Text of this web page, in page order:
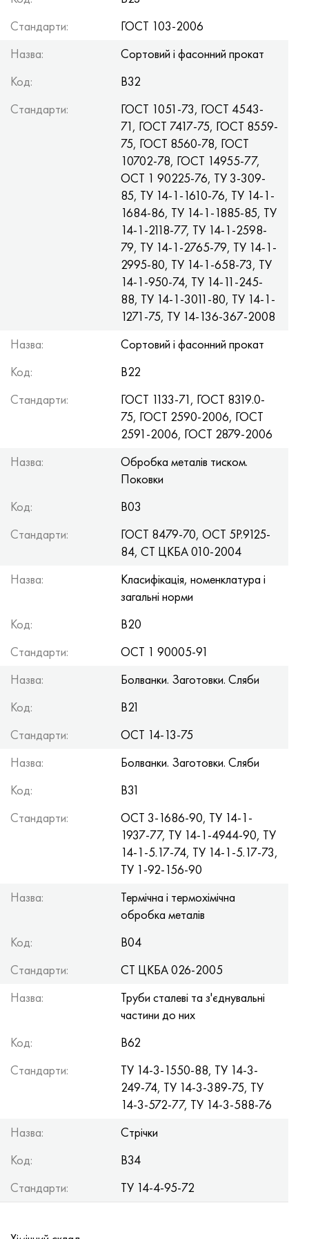
Стандарти:
ГОСТ 103-2006
Назва:
Сортовий і фасонний прокат
Код:
В32
Стандарти:
ГОСТ 1051-73, ГОСТ 4543-
71, ГОСТ 7417-75, ГОСТ 8559-
75, ГОСТ 8560-78, ГОСТ
10702-78, ГОСТ 14955-77,
ОСТ 1 90225-76, TУ 3-309-
85, TУ 14-1-1610-76, TУ 14-1-
1684-86, TУ 14-1-1885-85, TУ
14-1-2118-77, TУ 14-1-2598-
79, TУ 14-1-2765-79, TУ 14-1-
2995-80, TУ 14-1-658-73, TУ
14-1-950-74, TУ 14-11-245-
88, TУ 14-1-3011-80, TУ 14-1-
1271-75, TУ 14-136-367-2008
Назва:
Сортовий і фасонний прокат
Код:
В22
Стандарти:
ГОСТ 1133-71, ГОСТ 8319.0-
75, ГОСТ 2590-2006, ГОСТ
2591-2006, ГОСТ 2879-2006
Назва:
Обробка металів тиском.
Поковки
Код:
В03
Стандарти:
ГОСТ 8479-70, ОСТ 5Р.9125-
84, СТ ЦКБА 010-2004
Назва:
Класифікація, номенклатура і
загальні норми
Код:
В20
Стандарти:
ОСТ 1 90005-91
Назва:
Болванки. Заготовки. Сляби
Код:
В21
Стандарти:
ОСТ 14-13-75
Назва:
Болванки. Заготовки. Сляби
Код:
В31
Стандарти:
ОСТ 3-1686-90, TУ 14-1-
1937-77, TУ 14-1-4944-90, TУ
14-1-5.17-74, TУ 14-1-5.17-73,
TУ 1-92-156-90
Назва:
Термічна і термохімічна
обробка металів
Код:
В04
Стандарти:
СТ ЦКБА 026-2005
Назва:
Труби сталеві та з'єднувальні
частини до них
Код:
В62
Стандарти:
TУ 14-3-1550-88, TУ 14-3-
249-74, TУ 14-3-389-75, TУ
14-3-572-77, TУ 14-3-588-76
Назва:
Стрічки
Код:
В34
Стандарти:
TУ 14-4-95-72
MP159
Никрофер 5923 hMo
Никрофер 6030
Нимоник 263
Haynes 230
Хастеллой C-276
Хастеллой C2000
Хастеллой x
Удимет 500
Удимет 720
Стрічка, коло, дріт 56ДГНХ
труба 79НМ
Стрічка, коло, дріт 80НМ
Види прецизійних сплавів
Лист, круг, дріт ХН73МБТЮ
Труба ХН75МБТЮ
Лист, круг, дріт ХН75ТБЮ
Лист, круг, дріт ХН77ТЮ
Лист, круг, дріт ХН80ТБЮ
Лист, круг, дріт Н65М
Лист, круг, дріт Н70МФВ
5B
АТ-6
МС-6
1.4567 - aisi 304Cu
1.4574 - Alloy PH 15-7 Mo®
1.4580 - aisi 316Cb
Сплав 254smo® - 1.4547
AM-355 - ams 5547
Труба корозійно-стійка
15Х16Н2АМ
18Х12ВМБФР
20Х12ВНМФ
50Х14МФ
95Х18
30Х, aisi 5130, 30h
30ХГСА, 30hgsa
30хгсн2а, 30hgsna
30хн2ма, 30CrNiMo8
34хн3ма, 36NiCrMo16, 35NiCrMo16
ас35г2, 36smnpb14, 1.0765
38х2н2ма, 34CrNiMo6, 40NiCrMo7
38ХА, 37Cr4, aisi 5135
38ХМ, 42CrMo4, aisi 1.7225
40ХН, 36NiCr6, aisi 3135
40ХФА, 1.7223, aisi 4142
45Х, 45h, 1.7035
А40Г, 44smn28, 1.0762, 46s20